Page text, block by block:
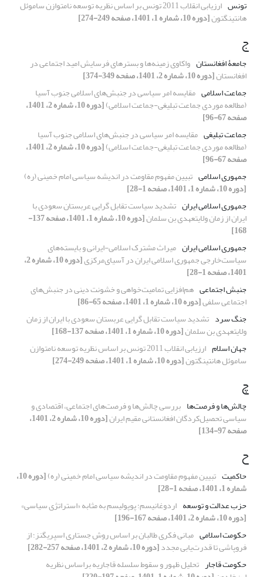
تونس ارزیابی انقلاب 2011 تونس بر اساس نظریه توسعه نامتوازن ساموئل
هانتینگتون[دوره 10، شماره 1، 1401، صفحه 249-274]
ج
جامعۀ افغانستان واکاوی زمینه‌ها و بسترهای فرسایش امید اجتماعی در
افغانستان[دوره 10، شماره 2، 1401، صفحه 349-374]
جماعت اسلامی مقایسه امر سیاسی در جنبش‌های اسلامی جنوب آسیا
(مطالعه موردی جماعت تبلیغی-جماعت اسلامی) [دوره 10، شماره 2، 1401،
صفحه 67-96]
جماعت تبلیغی مقایسه امر سیاسی در جنبش‌های اسلامی جنوب آسیا
(مطالعه موردی جماعت تبلیغی-جماعت اسلامی) [دوره 10، شماره 2، 1401،
صفحه 67-96]
جمهوری اسلامی تبیین مفهوم مقاومت در اندیشه سیاسی امام خمینی (ره)
[دوره 10، شماره 1، 1401، صفحه 1-28]
جمهوری اسلامی ایران تشدید سیاست تقابل گرایی عربستان سعودی با
ایران از زمان ولایتعهدی بن سلمان [دوره 10، شماره 1، 1401، صفحه 137-
168]
جمهوری اسلامی ایران میراث مشترک اسلامی-ایرانی و بایسته‌های
سیاست‌خارجی جمهوری اسلامی ایران در آسیای‌مرکزی [دوره 10، شماره 2،
1401، صفحه 1-28]
جنبش اجتماعی هم‌افزایی تمامیت‌خواهی و خشونت دینی در جنبش‌های
اجتماعی سلفی[دوره 10، شماره 1، 1401، صفحه 65-86]
جنگ سرد تشدید سیاست تقابل گرایی عربستان سعودی با ایران از زمان
ولایتعهدی بن سلمان[دوره 10، شماره 1، 1401، صفحه 137-168]
جهان اسلام
ارزیابی انقلاب 2011 تونس بر اساس نظریه توسعه نامتوازن
ساموئل هانتینگتون[دوره 10، شماره 1، 1401، صفحه 249-274]
چ
چالش‌ها و فرصت‌ها بررسی چالش‌ها و فرصت‌های اجتماعی، اقتصادی و
سیاسی تحصیل‌کردگان افغانستانی مقیم ایران [دوره 10، شماره 2، 1401،
صفحه 97-134]
ح
حاکمیت تبیین مفهوم مقاومت در اندیشه سیاسی امام خمینی (ره) [دوره 10،
شماره 1، 1401، صفحه 1-28]
حزب عدالت و توسعه اردوغانیسم؛ پوپولیسم به مثابه «استراتژی سیاسی»
[دوره 10، شماره 2، 1401، صفحه 167-196]
حکومت اسلامی مبانی فکری طالبان بر اساس روش جستاری اسپریگنز؛ از
فروپاشی تا قدرت‌یابی مجدد[دوره 10، شماره 2، 1401، صفحه 257-282]
حکومت قاجار تحلیل ظهور و سقوط سلسله قاجاریه براساس نظریه